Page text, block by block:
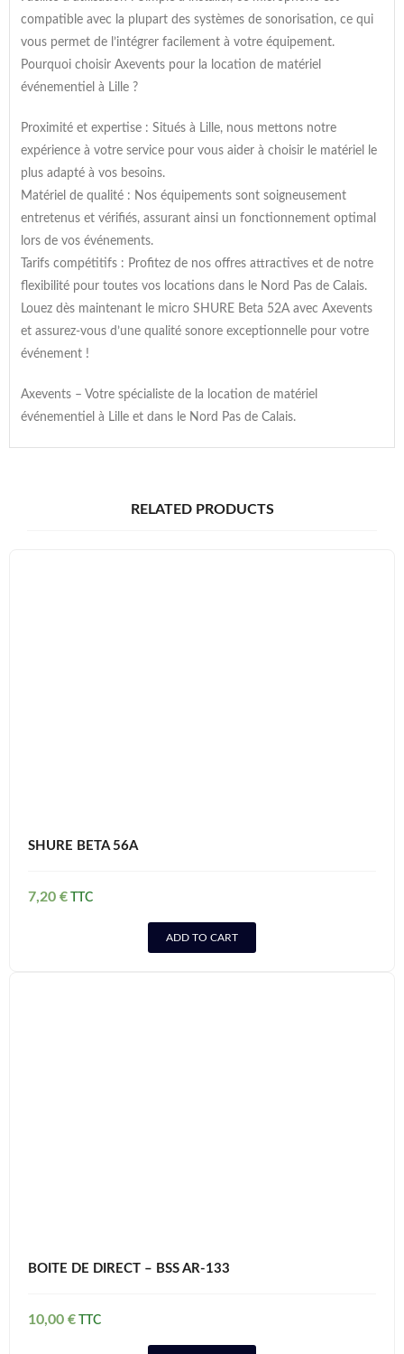
compatible avec la plupart des systèmes de sonorisation, ce qui
vous permet de l’intégrer facilement à votre équipement.
Pourquoi choisir Axevents pour la location de matériel
événementiel à Lille ?
Proximité et expertise : Situés à Lille, nous mettons notre
expérience à votre service pour vous aider à choisir le matériel le
plus adapté à vos besoins.
Matériel de qualité : Nos équipements sont soigneusement
entretenus et vérifiés, assurant ainsi un fonctionnement optimal
lors de vos événements.
Tarifs compétitifs : Profitez de nos offres attractives et de notre
flexibilité pour toutes vos locations dans le Nord Pas de Calais.
Louez dès maintenant le micro SHURE Beta 52A avec Axevents
et assurez-vous d’une qualité sonore exceptionnelle pour votre
événement !
Axevents – Votre spécialiste de la location de matériel
événementiel à Lille et dans le Nord Pas de Calais.
RELATED PRODUCTS
SHURE BETA 56A
7,20 €
ADD TO CART
BOITE DE DIRECT – BSS AR-133
10,00 €